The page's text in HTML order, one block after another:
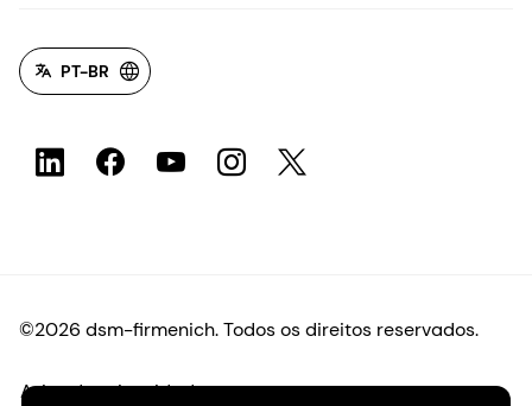
PT-BR
©2026 dsm-firmenich. Todos os direitos reservados.
Aviso de privacidade